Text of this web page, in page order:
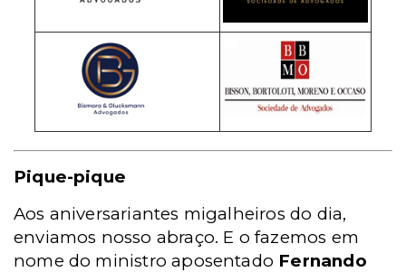
Pique-pique
Aos aniversariantes migalheiros do dia,
enviamos nosso abraço. E o fazemos em
nome do ministro aposentado Fernando